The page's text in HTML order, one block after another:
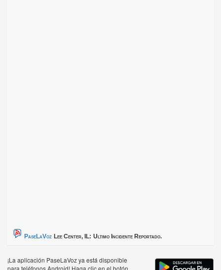
PaseLaVoz Lee Center, IL: Ultimo Incidente Reportado.
¡La aplicación PaseLaVoz ya está disponible